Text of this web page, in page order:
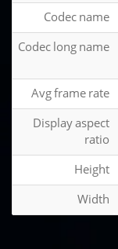
Codec name
Codec long name
Avg frame rate
Display aspect
ratio
Height
Width